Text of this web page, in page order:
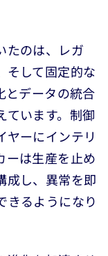
たのは、レガ
そして固定的な
とデータの統合
ています。制御
ヤーにインテリ
ーは生産を止め
成し、異常を即
きるようになり